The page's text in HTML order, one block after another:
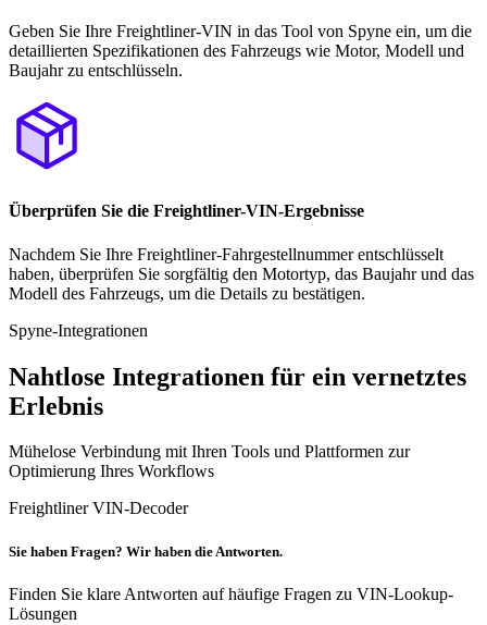
Geben Sie Ihre Freightliner-VIN in das Tool von Spyne ein, um die
detaillierten Spezifikationen des Fahrzeugs wie Motor, Modell und
Baujahr zu entschlüsseln.
Überprüfen Sie die Freightliner-VIN-Ergebnisse
Nachdem Sie Ihre Freightliner-Fahrgestellnummer entschlüsselt
haben, überprüfen Sie sorgfältig den Motortyp, das Baujahr und das
Modell des Fahrzeugs, um die Details zu bestätigen.
Spyne-Integrationen
Nahtlose Integrationen für ein vernetztes
Erlebnis
Mühelose Verbindung mit Ihren Tools und Plattformen zur
Optimierung Ihres Workflows
Freightliner VIN-Decoder
Sie haben Fragen? Wir haben die Antworten.
Finden Sie klare Antworten auf häufige Fragen zu VIN-Lookup-
Lösungen